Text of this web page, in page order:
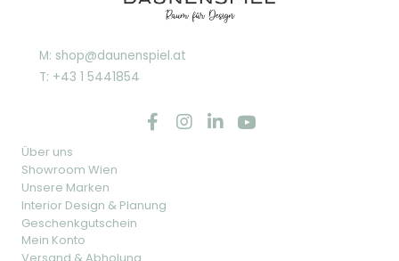
M: shop@daunenspiel.at
T: +43 1 5441854
Über uns
Showroom Wien
Unsere Marken
Interior Design & Planung
Geschenkgutschein
Mein Konto